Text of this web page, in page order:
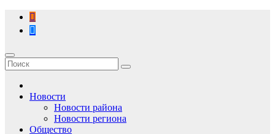
Перейти
содержимому
Новости
Новости района
Новости региона
Общество